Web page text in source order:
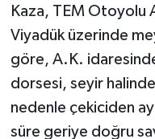
Kaza, TEM Otoyolu
Viyadük üzerinde
göre, A.K.
dorsesi, seyir
nedenle çekiciden
süre geriye doğru